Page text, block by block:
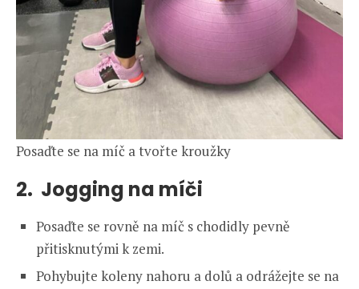
Posaďte se na míč a tvořte kroužky
2. Jogging na míči
Posaďte se rovně na míč s chodidly pevně
přitisknutými k zemi.
Pohybujte koleny nahoru a dolů a odrážejte se na